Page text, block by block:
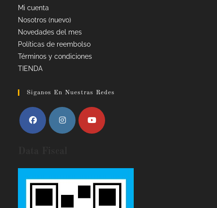
Mi cuenta
Nosotros (nuevo)
Novedades del mes
Políticas de reembolso
Términos y condiciones
TIENDA
Siganos En Nuestras Redes